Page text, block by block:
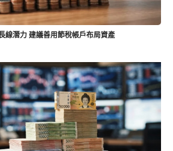
線潛力 建議善用節稅帳戶布局資產